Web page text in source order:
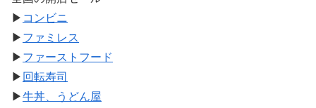
▶ コンビニ
▶ ファミレス
▶ ファーストフード
▶ 回転寿司
▶牛丼、うどん屋